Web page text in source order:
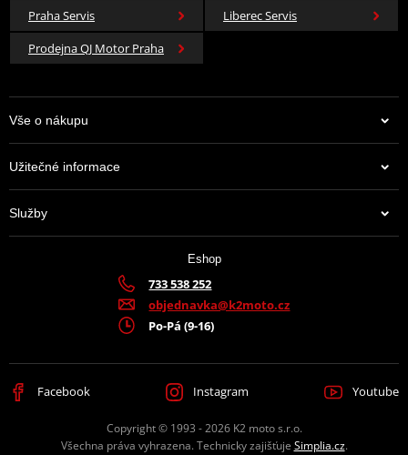
Praha Servis
Liberec Servis
Prodejna QJ Motor Praha
Vše o nákupu
Užitečné informace
Služby
Eshop
733 538 252
objednavka@k2moto.cz
Po-Pá (9-16)
Facebook Instagram Youtube
Copyright © 1993 - 2026 K2 moto s.r.o.
Všechna práva vyhrazena. Technicky zajišťuje Simplia.cz.